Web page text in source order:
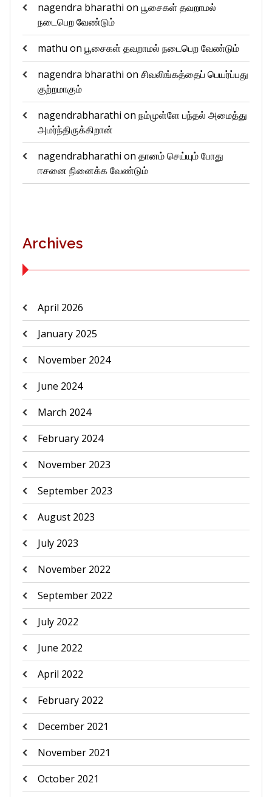
nagendra bharathi on பூசைகள் தவறாமல்
நடைபெற வேண்டும்
mathu on பூசைகள் தவறாமல் நடைபெற வேண்டும்
nagendra bharathi on சிவலிங்கத்தைப் பெயர்ப்பது
குற்றமாகும்
nagendrabharathi on நம்முள்ளே பந்தல் அமைத்து
அமர்ந்திருக்கிறான்
nagendrabharathi on தானம் செய்யும் போது
ஈசனை நினைக்க வேண்டும்
Archives
April 2026
January 2025
November 2024
June 2024
March 2024
February 2024
November 2023
September 2023
August 2023
July 2023
November 2022
September 2022
July 2022
June 2022
April 2022
February 2022
December 2021
November 2021
October 2021